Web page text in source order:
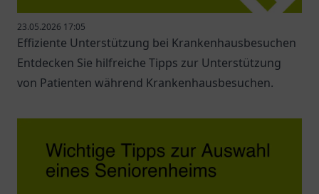
23.05.2026 17:05
Effiziente Unterstützung bei Krankenhausbesuchen
Entdecken Sie hilfreiche Tipps zur Unterstützung
von Patienten während Krankenhausbesuchen.